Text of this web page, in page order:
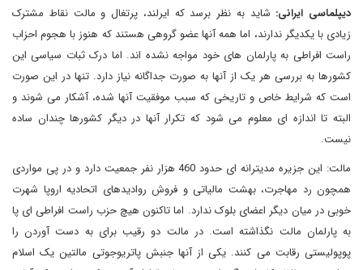
دیپلماسی ایرانی: شاید به نظر برسد که ایرلند، پرتغال و مالت نقاط مشترک
زیادی با یکدیگر ندارند، اما همه آنها عضو گروهی هستند که هنوز با هجوم احزاب
راست افراطی به پارلمان های خود مواجه نشده اند. اما درک ثبات سیاسی این
کشورها به بررسی هر یک از آنها به صورت جداگانه نیاز دارد. تنها در این صورت
است که شرایط خاص و تاریخی که سبب موفقیت آنها شده، آشکار می شوند و
البته تا اندازه ای معلوم می شود که تکرار آنها در دیگر کشورها چندان ساده
نیست.
مالت: این جزیره مدیترانه ای حدود 460 هزار نفر جمعیت دارد و در پی مواردی
همچون رد مهاجرت، بهشت مالیاتی و فروش روادیدهای اتحادیه اروپا شهرت
خوبی در میان دیگر اعضای بلوک ندارد. اما تاکنون هیچ حزب راست افراطی ای پا
به پارلمان مالت نگذاشته است. در مالت دو رقیب برای به دست آوردن را
پوپولیستی رقابت می کنند. یکی از آنها جنبش پاتریوجوتی مالتین یک اسلام